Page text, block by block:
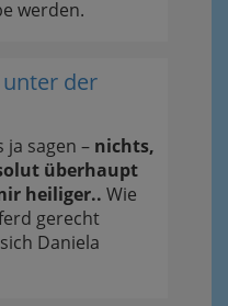
werden.
unter der
ja sagen – nichts,
überhaupt
heiliger.. Wie
gerecht
Daniela